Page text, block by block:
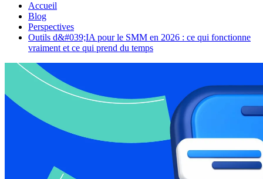
Accueil
Blog
Perspectives
Outils d&#039;IA pour le SMM en 2026 : ce qui fonctionne
vraiment et ce qui prend du temps